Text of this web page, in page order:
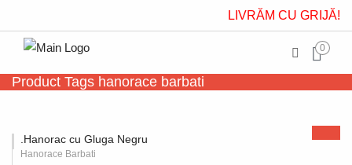
LIVRĂM CU GRIJĂ!
0
Product Tags hanorace barbati
.Hanorac cu Gluga Negru
Hanorace Barbati